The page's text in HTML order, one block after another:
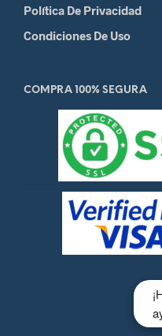
Política De Privacidad
Condiciones De Uso
COMPRA 100% SEGURA